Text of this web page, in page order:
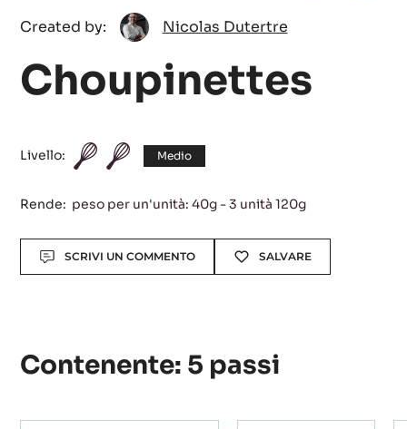
Created by:
Nicolas
Dutertre
Nicolas Dutertre
Choupinettes
Livello: Medio
Rende: peso per un'unità: 40g - 3 unità 120g
Actions
SCRIVI UN COMMENTO SALVARE
Contenente: 5 passi